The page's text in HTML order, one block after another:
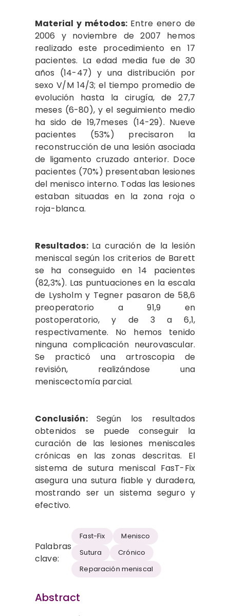
Material y métodos: Entre enero de
2006 y noviembre de 2007 hemos
realizado este procedimiento en 17
pacientes. La edad media fue de 30
años (14-47) y una distribución por
sexo V/M 14/3; el tiempo promedio de
evolución hasta la cirugía, de 27,7
meses (6-80), y el seguimiento medio
ha sido de 19,7meses (14-29). Nueve
pacientes (53%) precisaron la
reconstrucción de una lesión asociada
de ligamento cruzado anterior. Doce
pacientes (70%) presentaban lesiones
del menisco interno. Todas las lesiones
estaban situadas en la zona roja o
roja-blanca.
Resultados: La curación de la lesión
meniscal según los criterios de Barett
se ha conseguido en 14 pacientes
(82,3%). Las puntuaciones en la escala
de Lysholm y Tegner pasaron de 58,6
preoperatorio a 91,9 en
postoperatorio, y de 3 a 6,1,
respectivamente. No hemos tenido
ninguna complicación neurovascular.
Se practicó una artroscopia de
revisión, realizándose una
meniscectomía parcial.
Conclusión: Según los resultados
obtenidos se puede conseguir la
curación de las lesiones meniscales
crónicas en las zonas descritas. El
sistema de sutura meniscal FasT-Fix
asegura una sutura fiable y duradera,
mostrando ser un sistema seguro y
efectivo.
Palabras
clave:
Fast-Fix
Menisco
Sutura
Crónico
Reparación meniscal
Abstract